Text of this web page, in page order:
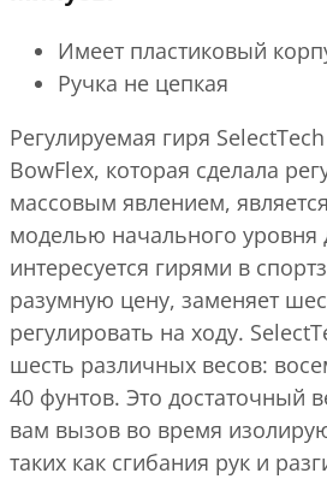
Имеет пластиковый
Ручка не цепкая
Регулируемая гиря
BowFlex, которая сделала
массовым явлением,
моделью начального уровня
интересуется гирями в
разумную цену, заменяет
регулировать на ходу.
шесть различных весов:
40 фунтов. Это достаточный
вам вызов во время
таких как сгибания рук и